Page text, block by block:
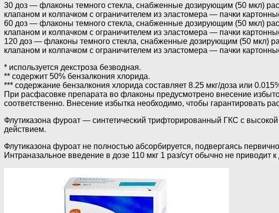
30 доз — флаконы темного стекла, снабженные дозирующим (50 мкл)
клапаном и колпачком с ограничителем из эластомера — пачки
60 доз — флаконы темного стекла, снабженные дозирующим (50 мкл)
клапаном и колпачком с ограничителем из эластомера — пачки
120 доз — флаконы темного стекла, снабженные дозирующим (50
клапаном и колпачком с ограничителем из эластомера — пачки
* используется декстроза безводная.
** содержит 50% бензалкония хлорида.
*** содержание бензалкония хлорида составляет 8.25 мкг/доза или
При расфасовке препарата во флаконы предусмотрено внесение
соответственно. Внесение избытка необходимо, чтобы гарантировать
Флутиказона фуроат — синтетический трифторированный ГКС с
действием.
Флутиказона фуроат не полностью абсорбируется, подвергаясь
Интраназальное введение в дозе 110 мкг 1 раз/сут обычно не